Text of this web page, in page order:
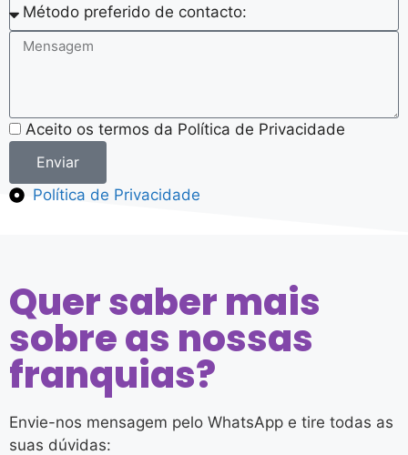
Aceito os termos da Política de Privacidade
Enviar
Política de Privacidade
Quer saber mais
sobre as nossas
franquias?
Envie-nos mensagem pelo WhatsApp e tire todas as
suas dúvidas: